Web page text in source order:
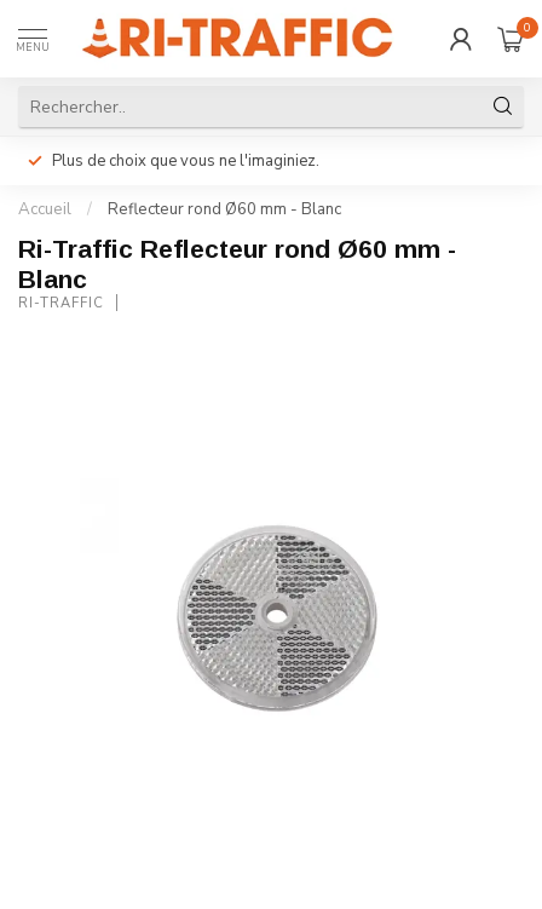
MENU
0
Plus de choix que vous ne l'imaginiez.
Accueil / Reflecteur rond Ø60 mm - Blanc
Ri-Traffic Reflecteur rond Ø60 mm -
Blanc
RI-TRAFFIC